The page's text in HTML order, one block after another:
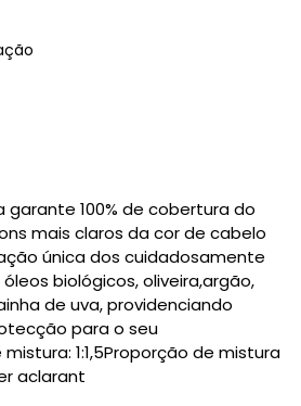
100% de cobertura do
mais claros da cor de cabelo
única dos cuidadosamente
biológicos, oliveira,argão,
de uva, providenciando
para o seu
1:1,5Proporção de mistura
aclarant